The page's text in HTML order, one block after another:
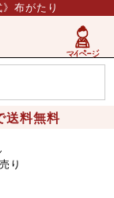
布がたり
送料無料
り